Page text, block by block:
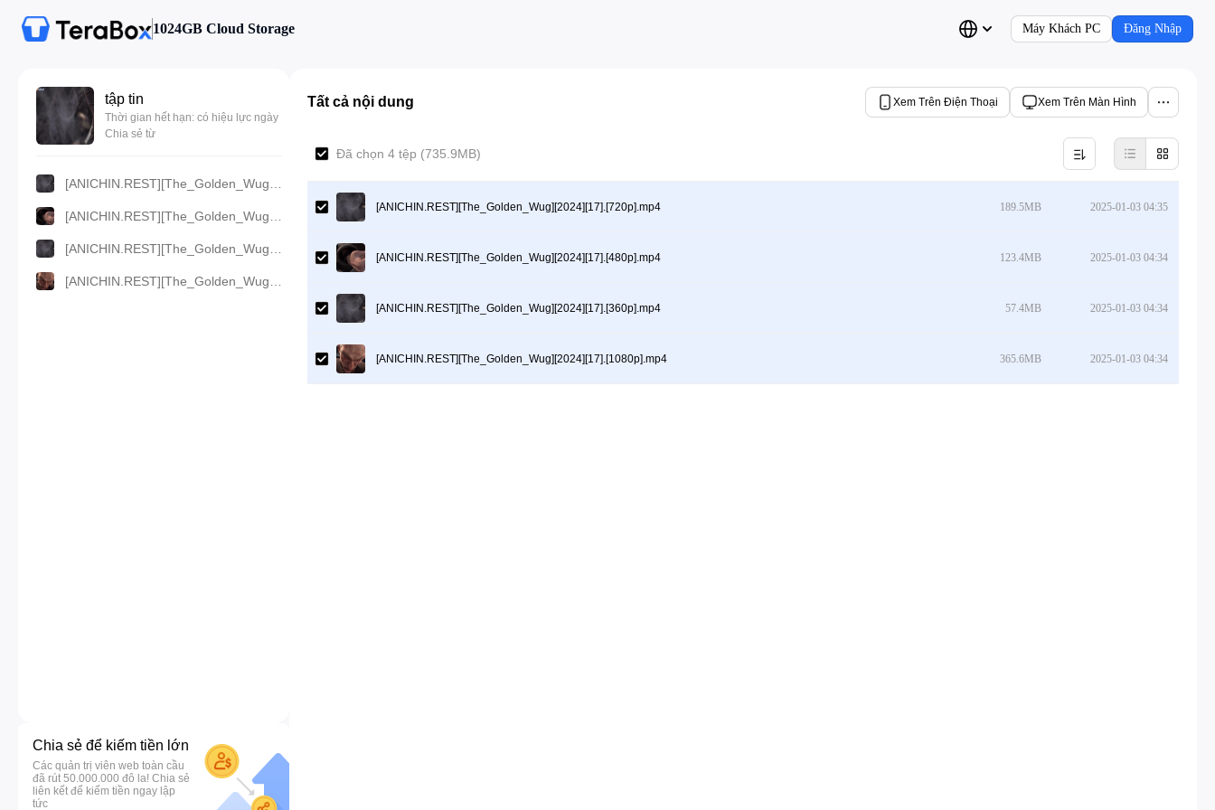
1024GB Cloud Storage Máy Khách PC Đăng Nhập
tập tin
Thời gian hết hạn: có hiệu lực ngày
Chia sẻ từ
Chia sẻ để kiếm tiền lớn
Các quản trị viên web toàn cầu
đã rút 50.000.000 đô la! Chia sẻ
liên kết để kiếm tiền ngay lập
tức
Tất cả nội dung Xem Trên Điện Thoại Xem Trên Màn Hình
Đã chọn 4 tệp (735.9MB)
[ANICHIN.REST][The_Golden_Wug][2024][17].[720p].mp4 189.5MB 2025-01-03 04:35
[ANICHIN.REST][The_Golden_Wug][2024][17].[480p].mp4 123.4MB 2025-01-03 04:34
[ANICHIN.REST][The_Golden_Wug][2024][17].[360p].mp4 57.4MB 2025-01-03 04:34
[ANICHIN.REST][The_Golden_Wug][2024][17].[1080p].mp4 365.6MB 2025-01-03 04:34